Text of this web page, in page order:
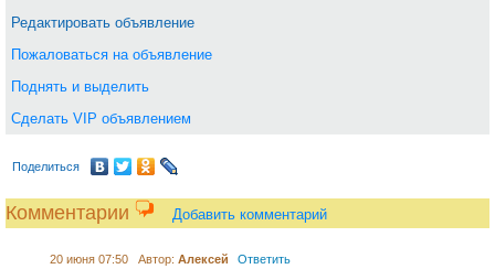
Редактировать объявление
Пожаловаться на объявление
Поднять и выделить
Сделать VIP объявлением
Поделиться
Комментарии Добавить комментарий
20 июня 07:50 Автор: Алексей Ответить